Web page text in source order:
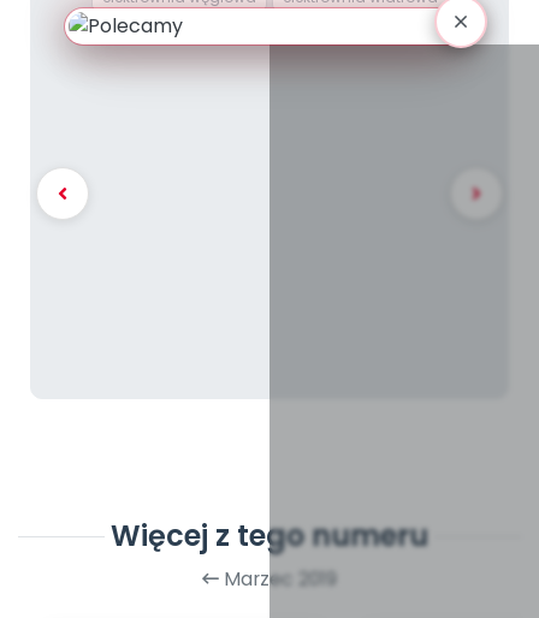
Więcej z tego numeru
Marzec 2019